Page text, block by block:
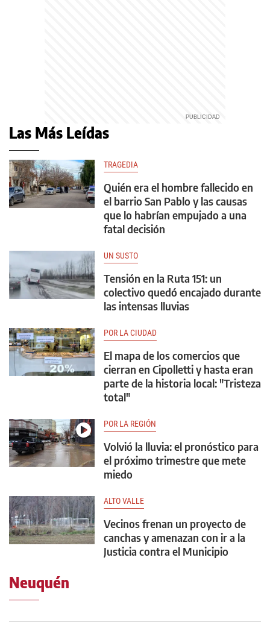
Las Más Leídas
TRAGEDIA
Quién era el hombre fallecido en
el barrio San Pablo y las causas
que lo habrían empujado a una
fatal decisión
UN SUSTO
Tensión en la Ruta 151: un
colectivo quedó encajado durante
las intensas lluvias
POR LA CIUDAD
El mapa de los comercios que
cierran en Cipolletti y hasta eran
parte de la historia local: "Tristeza
total"
POR LA REGIÓN
Volvió la lluvia: el pronóstico para
el próximo trimestre que mete
miedo
ALTO VALLE
Vecinos frenan un proyecto de
canchas y amenazan con ir a la
Justicia contra el Municipio
Neuquén